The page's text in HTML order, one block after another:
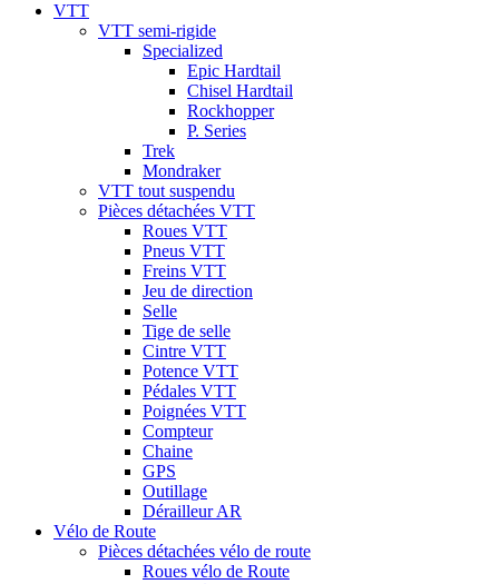
VTT
VTT semi-rigide
Specialized
Epic Hardtail
Chisel Hardtail
Rockhopper
P. Series
Trek
Mondraker
VTT tout suspendu
Pièces détachées VTT
Roues VTT
Pneus VTT
Freins VTT
Jeu de direction
Selle
Tige de selle
Cintre VTT
Potence VTT
Pédales VTT
Poignées VTT
Compteur
Chaine
GPS
Outillage
Dérailleur AR
Vélo de Route
Pièces détachées vélo de route
Roues vélo de Route